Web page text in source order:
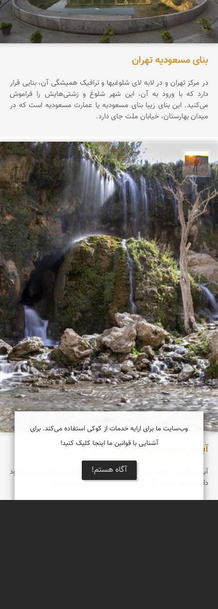
بنای مسعودیه تهران
در مرکز تهران و در لابه لای شلوغیها و ترافیک همیشگی آن، بنایی قرار
دارد که با ورود به آن، این شهر شلوغ و زشتی‌هایش را فراموش
می‌کنید. این بنای زیبا بنای مسعودیه یا عمارت مسعودیه است که در
میدان بهارستان، خیابان ملت جای دارد.
مهدی مخلصیان
آبشار آسیاب خرابه جلفا
آبشار آسیاب خرابه جلفا، آبشاری کوچک اما زیباست که به دلیل وجود
داشتن یک آسیاب آبی قدیمی به این نام خوانده می‌شود.
وب‌سایت ما برای ارایه خدمات از کوکی استفاده می‌کند. برای
آشنایی با قوانین ما اینجا کلیک کنید!
آگاه هستم!